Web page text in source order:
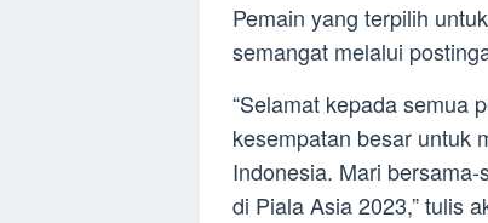
Pemain yang terpilih
semangat melalui
“Selamat kepada semua
kesempatan besar untuk
Indonesia. Mari
di Piala Asia 2023,” tulis